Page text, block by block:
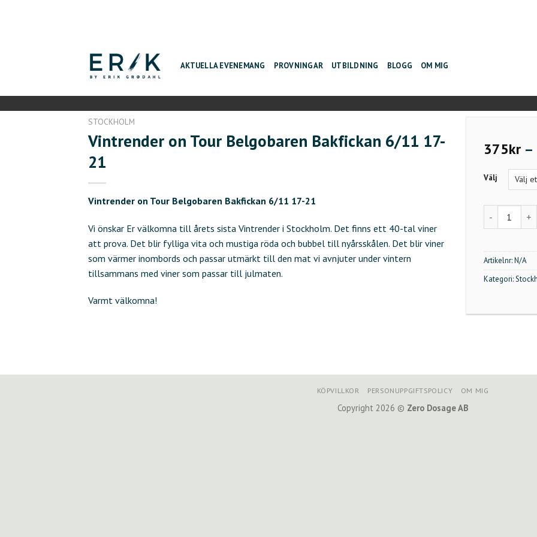
AKTUELLA EVENEMANG PROVNINGAR UTBILDNING BLOGG OM MIG
STOCKHOLM
Vintrender on Tour Belgobaren Bakfickan 6/11 17-
21
Vintrender on Tour Belgobaren Bakfickan 6/11 17-21
Vi önskar Er välkomna till årets sista Vintrender i Stockholm. Det finns ett 40-tal viner
att prova. Det blir fylliga vita och mustiga röda och bubbel till nyårsskålen. Det blir viner
som värmer inombords och passar utmärkt till den mat vi avnjuter under vintern
tillsammans med viner som passar till julmaten.
Varmt välkomna!
375kr –
Välj
Vintrender
Artikelnr:N/A
Kategori:
KÖPVILLKOR PERSONUPPGIFTSPOLICY OM MIG
Copyright 2026 © Zero Dosage AB